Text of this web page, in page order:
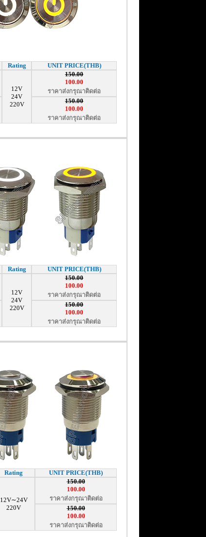
Rating UNIT PRICE(THB)
12V
24V
220V
150.00
100.00
ราคาส่งกรุณาติดต่อ
150.00
100.00
ราคาส่งกรุณาติดต่อ
Rating UNIT PRICE(THB)
12V
24V
220V
150.00
100.00
ราคาส่งกรุณาติดต่อ
150.00
100.00
ราคาส่งกรุณาติดต่อ
Rating UNIT PRICE(THB)
12V∼24V
220V
150.00
100.00
ราคาส่งกรุณาติดต่อ
150.00
100.00
ราคาส่งกรุณาติดต่อ